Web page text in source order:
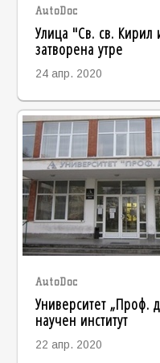
AutoDoc
Улица "Св. св.
затворена утре
24 апр. 2020
AutoDoc
Университет „Проф.
научен институт
22 апр. 2020